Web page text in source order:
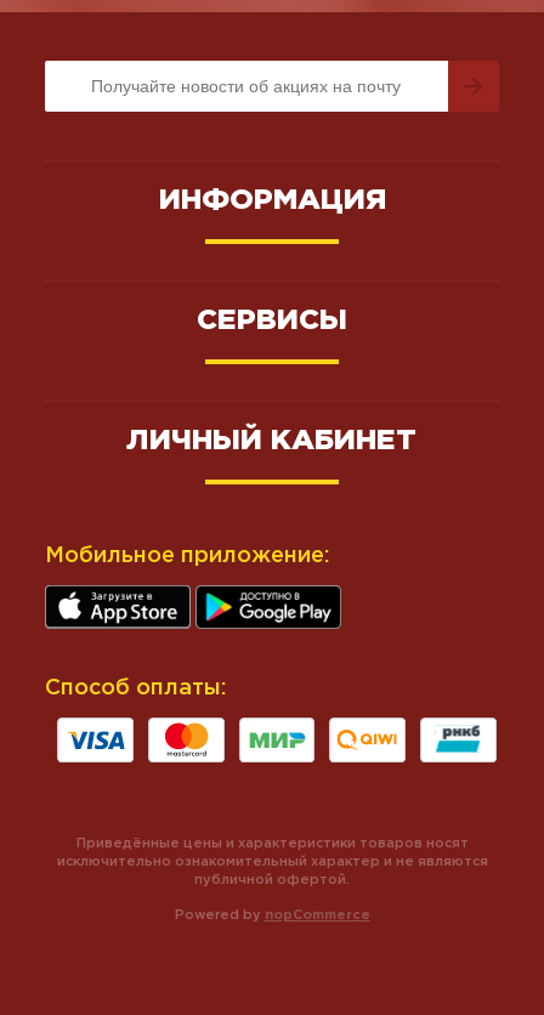
ИНФОРМАЦИЯ
СЕРВИСЫ
ЛИЧНЫЙ КАБИНЕТ
Мобильное приложение:
Способ оплаты:
Powered by nopCommerce
Приведённые цены и характеристики товаров носят
исключительно ознакомительный характер и не являются
публичной офертой.